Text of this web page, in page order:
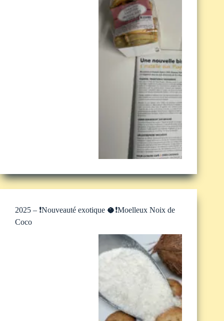
2025 – ❗️Nouveauté exotique 🥥❗️Moelleux Noix de
Coco